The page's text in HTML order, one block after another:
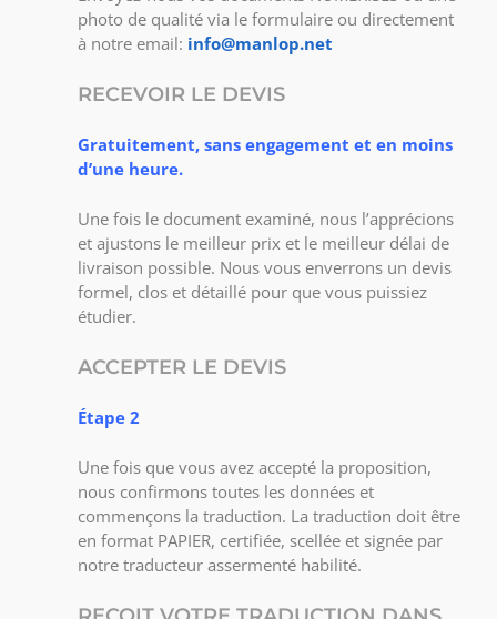
photo de qualité via le formulaire ou directement
à notre email: info@manlop.net
RECEVOIR LE DEVIS
Gratuitement, sans engagement et en moins
d’une heure.
Une fois le document examiné, nous l’apprécions
et ajustons le meilleur prix et le meilleur délai de
livraison possible. Nous vous enverrons un devis
formel, clos et détaillé pour que vous puissiez
étudier.
ACCEPTER LE DEVIS
Étape 2
Une fois que vous avez accepté la proposition,
nous confirmons toutes les données et
commençons la traduction. La traduction doit être
en format PAPIER, certifiée, scellée et signée par
notre traducteur assermenté habilité.